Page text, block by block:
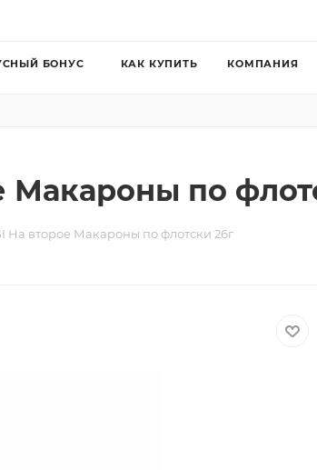
БОНУС КАК КУПИТЬ КОМПАНИЯ
Макароны по
На второе Макароны по флотски 26г